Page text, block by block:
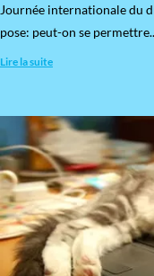
​Journée internationale du
pose: peut-on se
Lire la suite